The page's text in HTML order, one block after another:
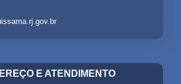
E ATENDIMENTO